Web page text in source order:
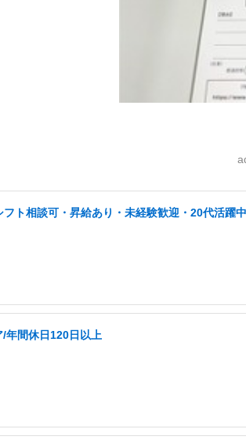
ト相談可・昇給あり・未経験歓迎・20代活躍
/年間休日120日以上